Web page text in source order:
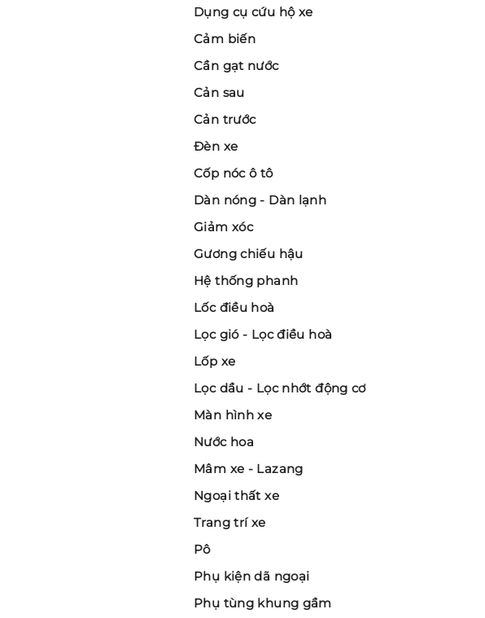
Dụng cụ cứu hộ xe
Cảm biến
Cần gạt nước
Cản sau
Cản trước
Đèn xe
Cốp nóc ô tô
Dàn nóng - Dàn lạnh
Giảm xóc
Gương chiếu hậu
Hệ thống phanh
Lốc điều hoà
Lọc gió - Lọc điều hoà
Lốp xe
Lọc dầu - Lọc nhớt động cơ
Màn hình xe
Nước hoa
Mâm xe - Lazang
Ngoại thất xe
Trang trí xe
Pô
Phụ kiện dã ngoại
Phụ tùng khung gầm